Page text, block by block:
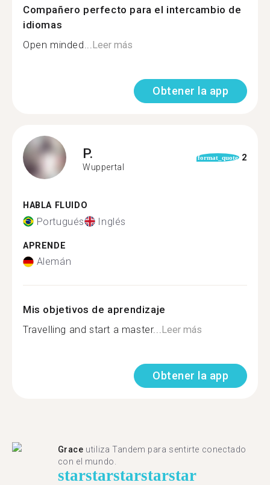
Compañero perfecto para el intercambio de
idiomas
Open minded...Leer más
Obtener la app
P.
Wuppertal
format_quote 2
HABLA FLUIDO
Portugués Inglés
APRENDE
Alemán
Mis objetivos de aprendizaje
Travelling and start a master...Leer más
Obtener la app
Grace utiliza Tandem para sentirte conectado
con el mundo.
starstarstarstarstar